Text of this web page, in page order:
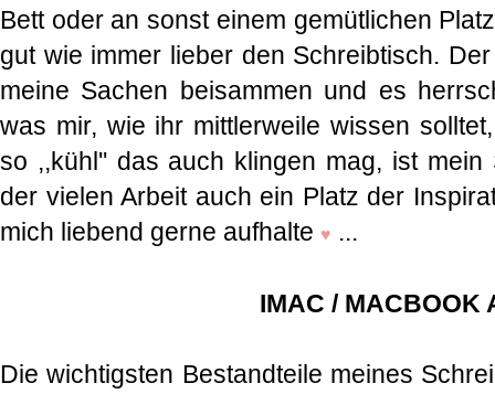
Bett oder an sonst einem gemütlichen
gut wie immer lieber den Schreibtisch.
meine Sachen beisammen und es
was mir, wie ihr mittlerweile wissen
so ,,kühl'' das auch klingen mag, ist mein
der vielen Arbeit auch ein Platz der
mich liebend gerne aufhalte ♥ ...
IMAC / MACBOOK
Die wichtigsten Bestandteile meines